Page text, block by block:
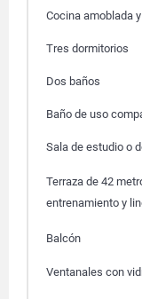
Cocina amoblada
Tres dormitorios
Dos baños
Baño de uso
Sala de estudio o
Terraza de 42
entrenamiento y
Balcón
Ventanales con